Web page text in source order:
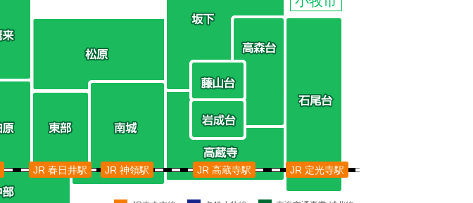
JR 春日井駅 JR 神領駅 JR 高蔵寺駅 JR 定光寺駅